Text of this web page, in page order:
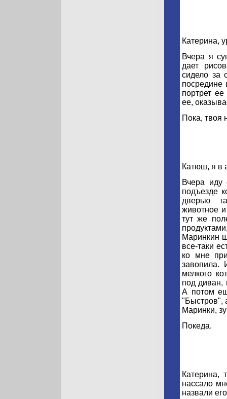
Катерина,
Вчера я
дает
сидело за
посредине
портрет
ее,
Пока, твоя
Катюш, я в
Вчера иду
подъезде
дверью
животное
тут же
Маринкин
все-таки
ко мне
завопила.
мелкого
под диван,
А потом
"Быстров",
Маринки,
Покеда.
Катерина,
нассало
назвали